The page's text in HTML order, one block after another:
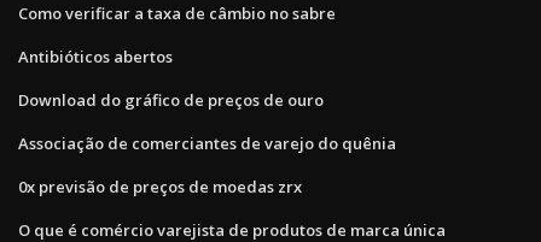
Como verificar a taxa de câmbio no sabre
Antibióticos abertos
Download do gráfico de preços de ouro
Associação de comerciantes de varejo do quênia
0x previsão de preços de moedas zrx
O que é comércio varejista de produtos de marca única